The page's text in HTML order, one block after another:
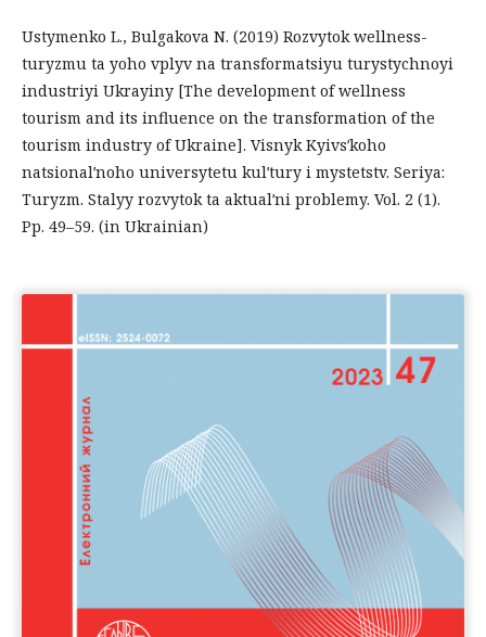
Ustymenko L., Bulgakova N. (2019) Rozvytok wellness-
turyzmu ta yoho vplyv na transformatsiyu turystychnoyi
industriyi Ukrayiny [The development of wellness
tourism and its influence on the transformation of the
tourism industry of Ukraine]. Visnyk Kyivsʹkoho
natsionalʹnoho universytetu kulʹtury i mystetstv. Seriya:
Turyzm. Stalyy rozvytok ta aktualʹni problemy. Vol. 2 (1).
Pp. 49–59. (in Ukrainian)